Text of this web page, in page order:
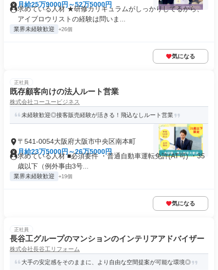
月給25万9000円～52万5000円
求めている人材 ★研修カリキュラムがしっかりしてるから、
アイブロウリストの経験は問いま...
業界未経験歓迎 +26個
気になる
正社員
既存顧客向けの法人ルート営業
株式会社コーユービジネス
未経験歓迎◎接客販売経験が活きる！飛込なしルート営業
〒541-0054大阪府大阪市中央区南本町
月給23万5000円～26万5000円
求めている人材 ■必須要件 ・普通自動車運転免許(AT可) ・35
歳以下（例外事由3号...
業界未経験歓迎 +19個
気になる
正社員
長谷工グループのマンションのインテリアアドバイザー
株式会社長谷工リフォーム
大手の安定感をそのままに、より自由な空間提案が可能な環境◎